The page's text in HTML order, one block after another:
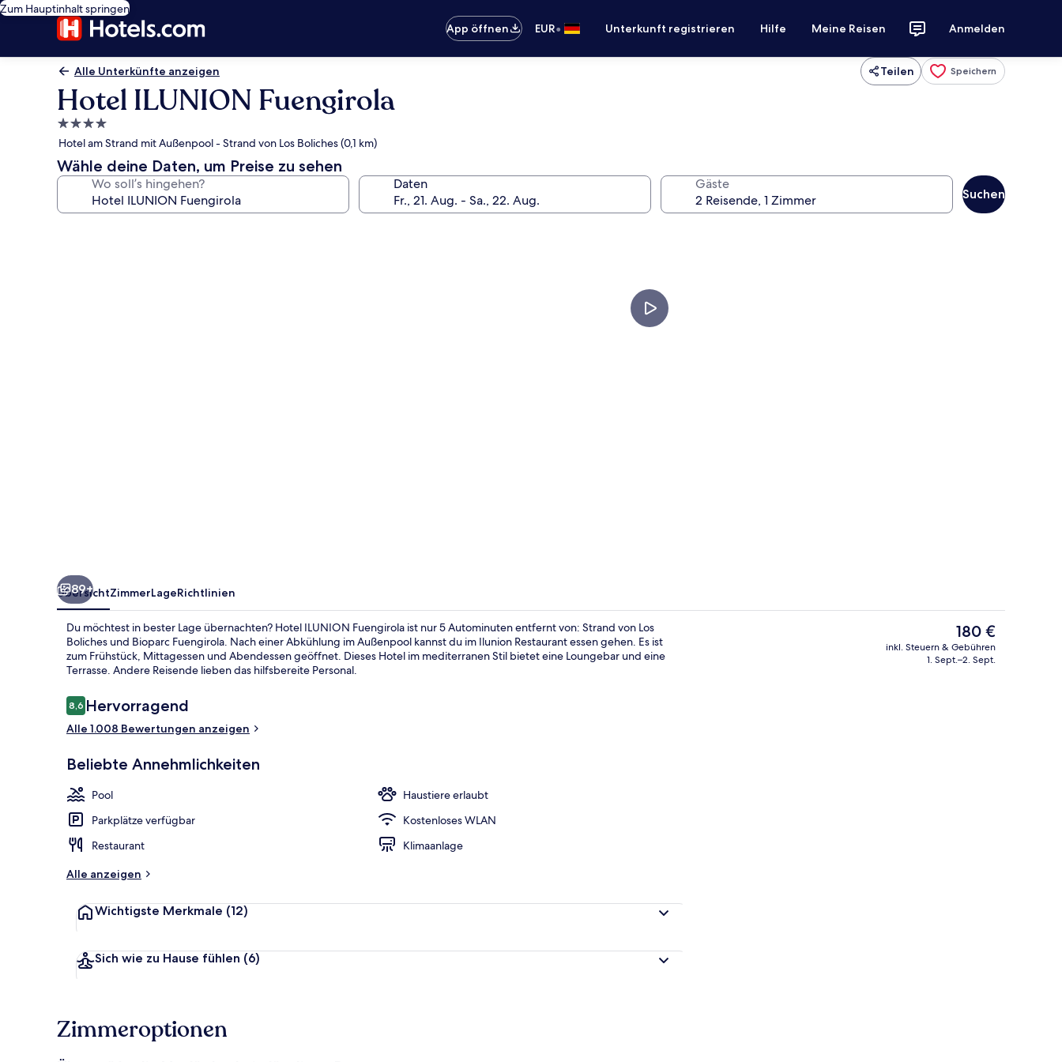
Zum Hauptinhalt springen
App öffnen
EUR• Unterkunft registrieren Hilfe Meine Reisen Anmelden
Alle Unterkünfte anzeigen Teilen Speichern
Hotel ILUNION Fuengirola
4.0-
Sterne-
Unterkunft
Hotel am Strand mit Außenpool - Strand von Los Boliches (0,1 km)
Wähle deine Daten, um Preise zu sehen
Wo soll’s hingehen? Daten Gäste
Suchen
Sitzecke in der Lobby
89+
ÜbersichtZimmerLageRichtlinien
Du möchtest in bester Lage übernachten? Hotel ILUNION Fuengirola ist nur 5 Autominuten entfernt von: Strand von Los
Boliches und Bioparc Fuengirola. Nach einer Abkühlung im Außenpool kannst du im Ilunion Restaurant essen gehen. Es ist
zum Frühstück, Mittagessen und Abendessen geöffnet. Dieses Hotel im mediterranen Stil bietet eine Loungebar und eine
Terrasse. Andere Reisende lieben das hilfsbereite Personal.
Bewertungen
8,68,6 von 10.
Hervorragend
Alle 1.008 Bewertungen anzeigen
Beliebte Annehmlichkeiten
Pool
Haustiere erlaubt
Parkplätze verfügbar
Kostenloses WLAN
Restaurant
Klimaanlage
Alle anzeigen
Wichtigste Merkmale (12)
Sich wie zu Hause fühlen (6)
Der
aktuelle
Preis
180 €
inkl. Steuern & Gebühren
1. Sept.–2. Sept.
Zimmeroptionen